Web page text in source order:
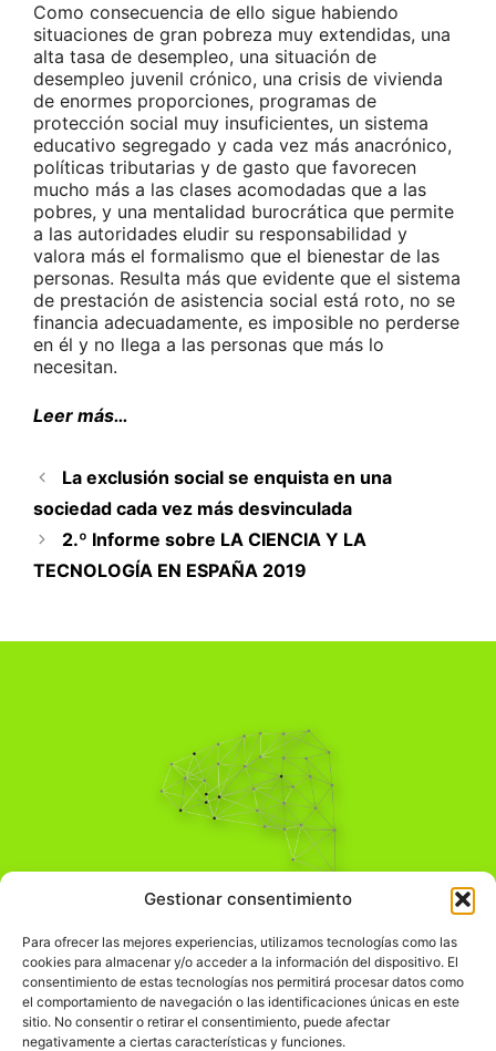
Gestionar consentimiento
Para ofrecer las mejores experiencias, utilizamos tecnologías como las
cookies para almacenar y/o acceder a la información del dispositivo. El
consentimiento de estas tecnologías nos permitirá procesar datos como
el comportamiento de navegación o las identificaciones únicas en este
sitio. No consentir o retirar el consentimiento, puede afectar
negativamente a ciertas características y funciones.
Como consecuencia de ello sigue habiendo
situaciones de gran pobreza muy extendidas, una
alta tasa de desempleo, una situación de
desempleo juvenil crónico, una crisis de vivienda
de enormes proporciones, programas de
protección social muy insuficientes, un sistema
educativo segregado y cada vez más anacrónico,
políticas tributarias y de gasto que favorecen
mucho más a las clases acomodadas que a las
pobres, y una mentalidad burocrática que permite
a las autoridades eludir su responsabilidad y
valora más el formalismo que el bienestar de las
personas. Resulta más que evidente que el sistema
de prestación de asistencia social está roto, no se
financia adecuadamente, es imposible no perderse
en él y no llega a las personas que más lo
necesitan.
Leer más…
La exclusión social se enquista en una
sociedad cada vez más desvinculada
2.º Informe sobre LA CIENCIA Y LA
TECNOLOGÍA EN ESPAÑA 2019
Pensamiento Crítico
Comprender el mundo para transformarlo.
Información Legal